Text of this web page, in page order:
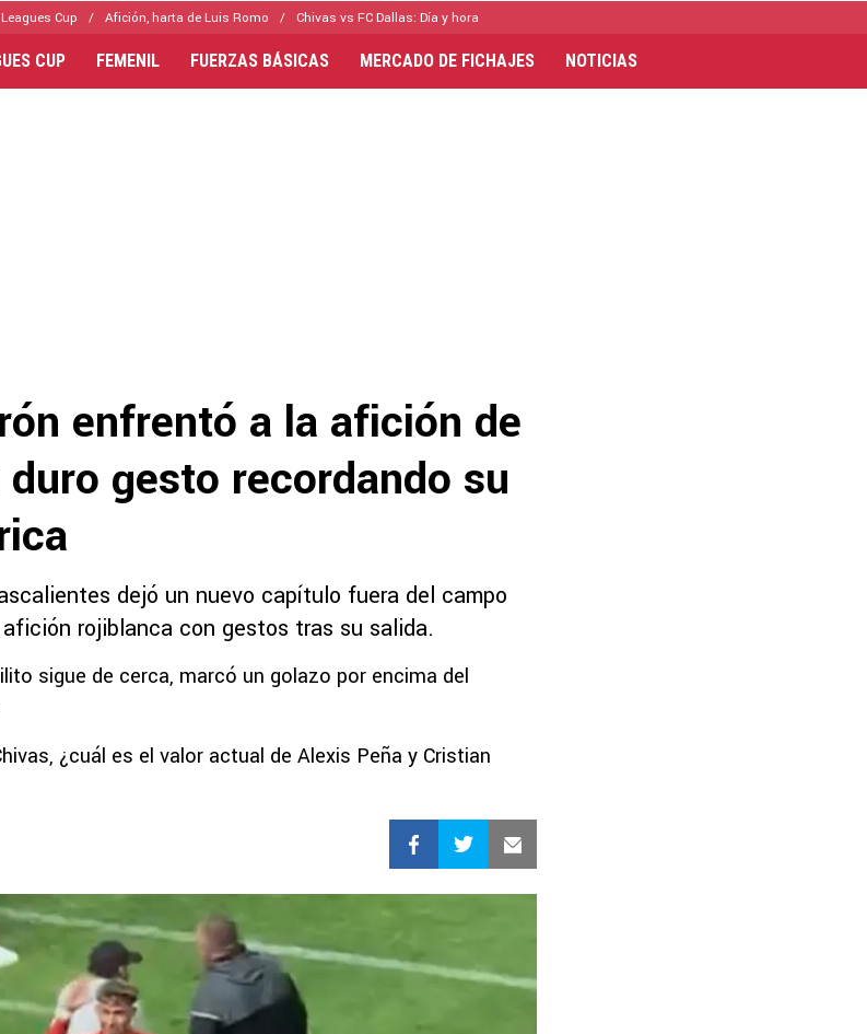
Cup Afición, harta de Luis Romo Chivas vs FC Dallas: Día y hora
CUP FEMENIL FUERZAS BÁSICAS MERCADO DE FICHAJES NOTICIAS
enfrentó a la afición de
gesto recordando su
dejó un nuevo capítulo fuera del campo
rojiblanca con gestos tras su salida.
sigue de cerca, marcó un golazo por encima del
¿cuál es el valor actual de Alexis Peña y Cristian